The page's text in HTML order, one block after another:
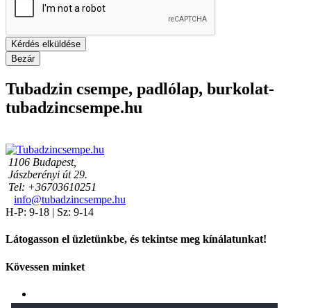
Kérdés elküldése
Bezár
Tubadzin csempe, padlólap, burkolat-
tubadzincsempe.hu
1106 Budapest,
Jászberényi út 29.
Tel: +36703610251
info@tubadzincsempe.hu
H-P: 9-18 | Sz: 9-14
Látogasson el üzletünkbe, és tekintse meg kínálatunkat!
Kövessen minket